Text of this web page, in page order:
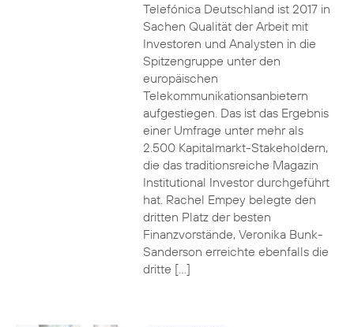
Telefónica Deutschland ist 2017 in
Sachen Qualität der Arbeit mit
Investoren und Analysten in die
Spitzengruppe unter den
europäischen
Telekommunikationsanbietern
aufgestiegen. Das ist das Ergebnis
einer Umfrage unter mehr als
2.500 Kapitalmarkt-Stakeholdern,
die das traditionsreiche Magazin
Institutional Investor durchgeführt
hat. Rachel Empey belegte den
dritten Platz der besten
Finanzvorstände, Veronika Bunk-
Sanderson erreichte ebenfalls die
dritte […]